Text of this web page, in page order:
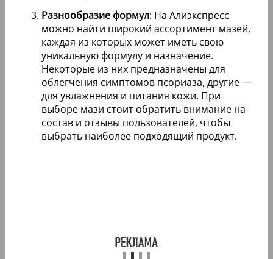
Разнообразие формул: На Алиэкспресс
можно найти широкий ассортимент мазей,
каждая из которых может иметь свою
уникальную формулу и назначение.
Некоторые из них предназначены для
облегчения симптомов псориаза, другие —
для увлажнения и питания кожи. При
выборе мази стоит обратить внимание на
состав и отзывы пользователей, чтобы
выбрать наиболее подходящий продукт.